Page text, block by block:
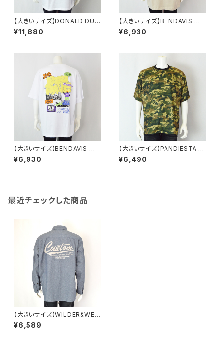
【大きいサイズ】DONALD DUC
K半袖Tシャツ｜メンズ 1278-6
545 ホワイト
¥11,880
【大きいサイズ】BENDAVIS ベ
ン・デイビス｜接触冷感オーバ
ーラップ半袖Tシャツ｜メンズ 1
¥6,930
【大きいサイズ】BENDAVIS ベ
ン・デイビス｜接触冷感オーバ
ーラップ半袖Tシャツ｜メンズ 1
¥6,930
【大きいサイズ】PANDIESTA J
APAN｜パンダモチーフ カモフ
ラージュプリント半袖Tシャツ｜
¥6,490
最近チェックした商品
【大きいサイズ】WILDER&WES
T｜綿100％アメリカンビンテー
ジ刺繍シャツ｜ワイルダーアン
¥6,589